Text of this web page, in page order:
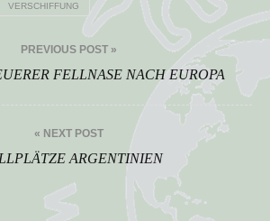
VERSCHIFFUNG
PREVIOUS POST »
FELLNASE NACH EUROPA
« NEXT POST
ARGENTINIEN